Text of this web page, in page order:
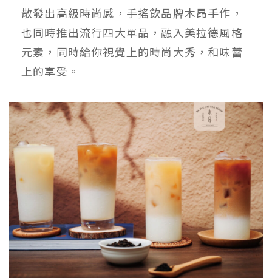
散發出高級時尚感，手搖飲品牌木昂手作，
也同時推出流行四大單品，融入美拉德風格
元素，同時給你視覺上的時尚大秀，和味蕾
上的享受。